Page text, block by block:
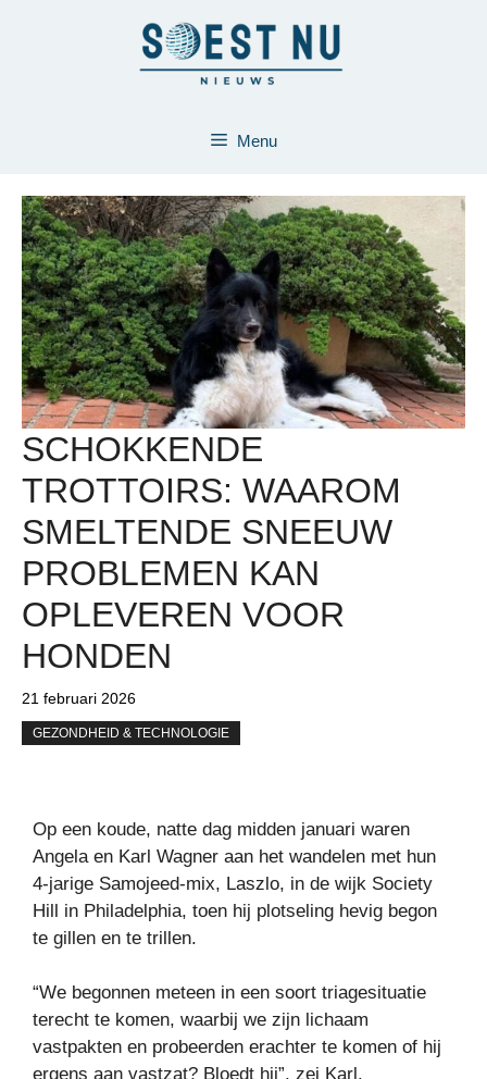
Menu
SCHOKKENDE
TROTTOIRS: WAAROM
SMELTENDE SNEEUW
PROBLEMEN KAN
OPLEVEREN VOOR
HONDEN
21 februari 2026
GEZONDHEID & TECHNOLOGIE
Op een koude, natte dag midden januari waren
Angela en Karl Wagner aan het wandelen met hun
4-jarige Samojeed-mix, Laszlo, in de wijk Society
Hill in Philadelphia, toen hij plotseling hevig begon
te gillen en te trillen.
“We begonnen meteen in een soort triagesituatie
terecht te komen, waarbij we zijn lichaam
vastpakten en probeerden erachter te komen of hij
ergens aan vastzat? Bloedt hij”, zei Karl.